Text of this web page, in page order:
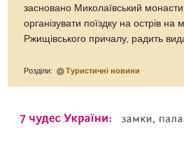
засновано Миколаївський
організувати поїздку на острів на
Ржищівського причалу, радить
Розділи: Туристичні новини